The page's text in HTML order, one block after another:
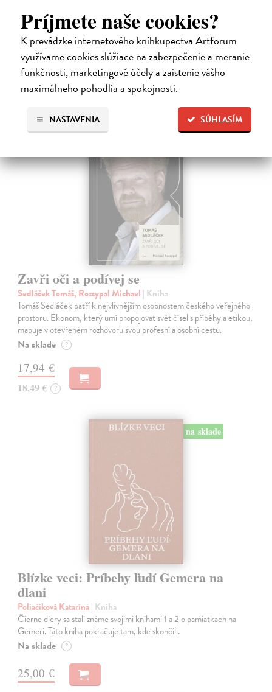
Príjmete naše cookies?
K prevádzke internetového kníhkupectva Artforum
využívame cookies slúžiace na zabezpečenie a meranie
funkčnosti, marketingové účely a zaistenie vášho
maximálneho pohodlia a spokojnosti.
SÚHLASÍM
NASTAVENIA
okultista, stalker Beatles, polovičný Róm, samozvaný Cigán, filozof
zo zadných…
Na sklade ?
13,50 €
15,00 € ?
Zavři oči a podívej se
Sedláček Tomáš, Rozsypal Michael | Kniha
Tomáš Sedláček patří k nejvlivnějším osobnostem českého veřejného
prostoru. Ekonom, který umí propojovat svět čísel s příběhy a etikou,
mapuje v otevřeném rozhovoru svou profesní a osobní cestu.
Na sklade ?
17,94 €
18,49 € ?
na sklade
Blízke veci: Príbehy ľudí Gemera na
dlani
Poliačiková Katarína| Kniha
Čierne diery sa stali známe svojimi knihami 1 a 2 o pamiatkach na
Gemeri. Táto kniha pokračuje tam, kde skončili.
Na sklade ?
25,00 €